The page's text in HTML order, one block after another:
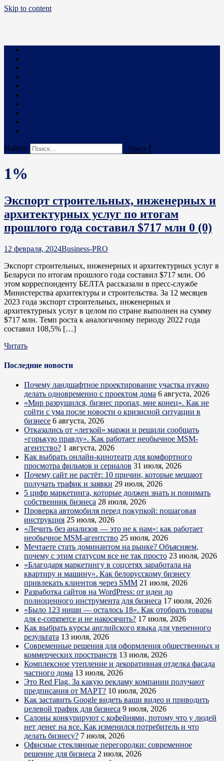
Skip to content
Business PRO
Новости про бизнес и не только
Найти:
1%
Экспорт строительных, инженерных и
архитектурных услуг по итогам
прошлого года составил $717 млн 0 (0)
12 февраля, 2024Business-PRO
Экспорт строительных, инженерных и архитектурных услуг в
Беларуси по итогам прошлого года составил $717 млн. Об
этом корреспонденту БЕЛТА рассказали в пресс-службе
Министерства архитектуры и строительства. За 12 месяцев
2023 года экспорт строительных, инженерных и
архитектурных услуг в целом по стране выполнен на сумму
$717 млн. Темп роста к аналогичному периоду 2022 года
составил 108,5% […]
Читать
Последние новости
Почему ландшафтное проектирование участка нужно
делать одновременно с проектом дома 6 августа, 2026
«Мир разрушился, бизнес пропал, мне конец». Как не
сойти с ума после новости о кризисной ситуации в
бизнесе 6 августа, 2026
Отказались от «легкой» маржи и решили сообщать
«горькую правду». Как работает необычное MSM-
агентство? 1 августа, 2026
Как выбрать онлайн-кинотеатр для комфортного
просмотра фильмов и сериалов 31 июля, 2026
Почему сайт не растёт: 10 причин, которые мешают
получать трафик и заявки 29 июля, 2026
5 цифр маркетинга, которые должен знать и понимать
собственник бизнеса 28 июля, 2026
Проверка автомобиля перед покупкой: пошаговая
инструкция 25 июля, 2026
«Лечить без анализов — это не к нам»: как работает
необычное MSM-агентство 25 июля, 2026
Мечтаете стать доминантом на рынке? Объясняем,
почему с этим статусом все не так просто 23 июля, 2026
«Благодаря маркетингу в соцсетях заработала на
квартиру и машину». Как белорусскому бизнесу
привлекать клиентов через SMM 21 июля, 2026
Разработка сайтов на WordPress: от идеи до
полноценного инструмента для бизнеса 17 июля, 2026
«Было 123 ниши — осталось 18». Как отобрать товары
для e-commerce и не накосячить? 17 июля, 2026
Как выбрать курсы английского языка для уверенного
результата 13 июля, 2026
Современные решения для оформления общественных и
коммерческих пространств 13 июля, 2026
Комплексное утепление и декоративная отделка фасада
частного дома 13 июля, 2026
Это Red Flag. За какую рекламу компании получают
предписания от МАРТ? 10 июля, 2026
Как заставить Google видеть ваши видео и приводить
целевой трафик для бизнеса 9 июля, 2026
Салоны конкурируют с кофейнями, потому что у людей
нет денег на все. Как изменился потребитель и что
делать бизнесу? 7 июля, 2026
Офисные стеклянные перегородки: современное
решение для бизнеса 2 июля, 2026